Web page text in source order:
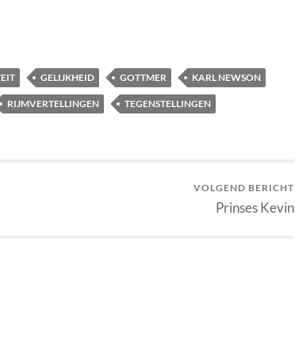
GELIJKHEID GOTTMER KARL NEWSON
RIJMVERTELLINGEN TEGENSTELLINGEN
VOLGEND BERICHT
Prinses Kevin